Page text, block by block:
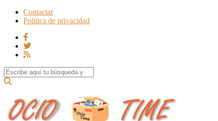
Contactar
Política de privacidad
Search for: